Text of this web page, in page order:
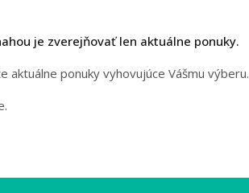
je zverejňovať len aktuálne ponuky.
aktuálne ponuky vyhovujúce Vášmu výberu.